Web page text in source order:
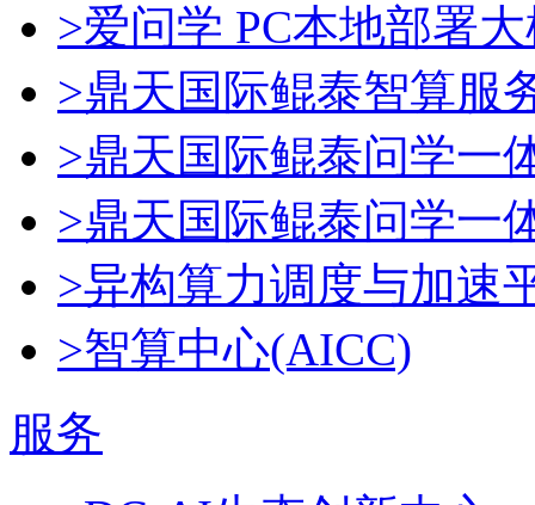
>爱问学 PC本地部署
>鼎天国际鲲泰智算服
>鼎天国际鲲泰问学一
>鼎天国际鲲泰问学一
>异构算力调度与加速
>智算中心(AICC)
服务